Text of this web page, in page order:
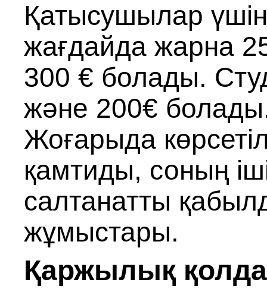
Қатысушылар
жағдайда жарна
300 € болады.
және 200€
Жоғарыда
қамтиды, соның
салтанатты
жұмыстары.
Қаржылық